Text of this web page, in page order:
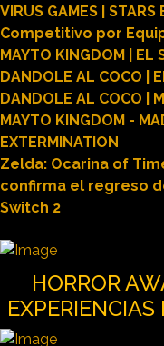
VIRUS GAMES |
Competitivo por
MAYTO KINGDOM | EL
DANDOLE AL COCO |
DANDOLE AL COCO |
MAYTO KINGDOM -
EXTERMINATION
Zelda: Ocarina of
confirma el regreso
Switch 2
HORROR
EXPERIENCIAS